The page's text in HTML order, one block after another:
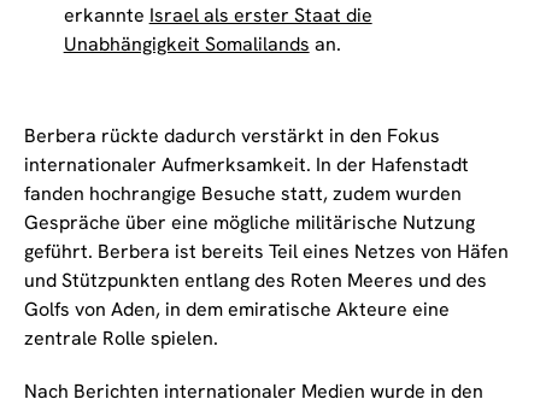
erkannte Israel als erster Staat die
Unabhängigkeit Somalilands an.
Berbera rückte dadurch verstärkt in den Fokus
internationaler Aufmerksamkeit. In der Hafenstadt
fanden hochrangige Besuche statt, zudem wurden
Gespräche über eine mögliche militärische Nutzung
geführt. Berbera ist bereits Teil eines Netzes von Häfen
und Stützpunkten entlang des Roten Meeres und des
Golfs von Aden, in dem emiratische Akteure eine
zentrale Rolle spielen.
Nach Berichten internationaler Medien wurde in den